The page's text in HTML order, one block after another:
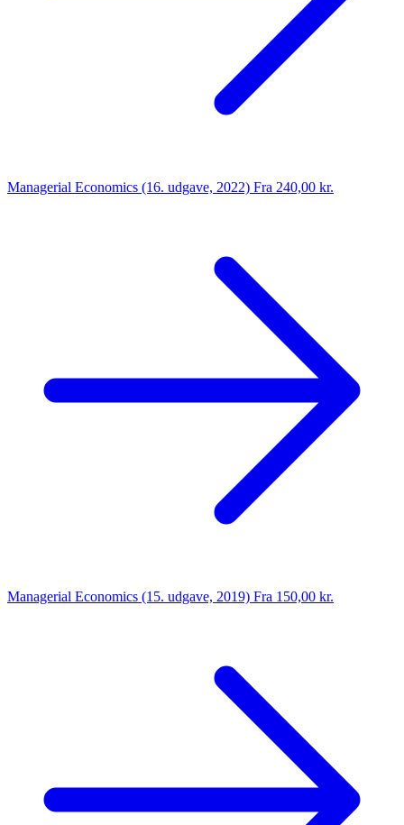
Managerial Economics (16. udgave, 2022) Fra 240,00 kr.
Managerial Economics (15. udgave, 2019) Fra 150,00 kr.